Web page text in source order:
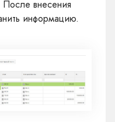
После внесения
информацию.